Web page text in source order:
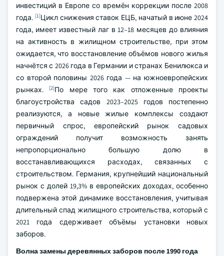
инвестиций в Европе со времён коррекции после 2008
года. [1]Цикл снижения ставок ЕЦБ, начатый в июне 2024
года, имеет известный лаг в 12–18 месяцев до влияния
на активность в жилищном строительстве, при этом
ожидается, что восстановление объёмов нового жилья
начнётся с 2026 года в Германии и странах Бенилюкса и
со второй половины 2026 года — на южноевропейских
рынках.
[2]По мере того как отложенные проекты
благоустройства садов 2023–2025 годов постепенно
реализуются, а новые жилые комплексы создают
первичный спрос, европейский рынок садовых
ограждений получит возможность занять
непропорционально большую долю в
восстанавливающихся расходах, связанных с
строительством. Германия, крупнейший национальный
рынок с долей 19,3% в европейских доходах, особенно
подвержена этой динамике восстановления, учитывая
длительный спад жилищного строительства, который с
2021 года сдерживает объёмы установки новых
заборов.
Волна замены деревянных заборов после 1990 года